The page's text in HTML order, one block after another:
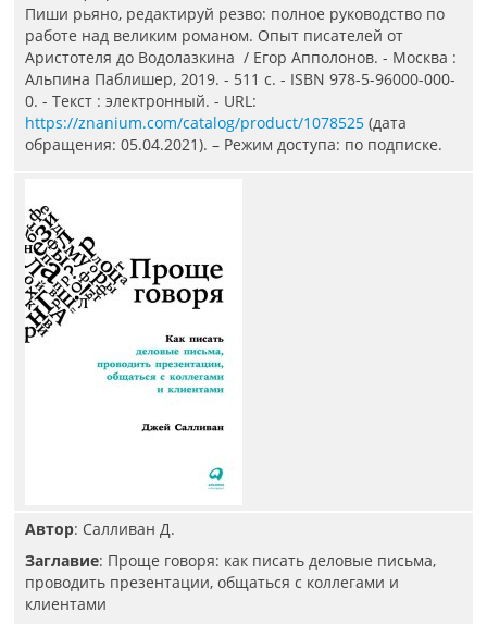
Пиши рьяно, редактируй резво: полное руководство по
работе над великим романом. Опыт писателей от
Аристотеля до Водолазкина / Егор Апполонов. - Москва :
Альпина Паблишер, 2019. - 511 с. - ISBN 978-5-96000-000-
0. - Текст : электронный. - URL:
https://znanium.com/catalog/product/1078525 (дата
обращения: 05.04.2021). – Режим доступа: по подписке.
Автор: Салливан Д.
Заглавие: Проще говоря: как писать деловые письма,
проводить презентации, общаться с коллегами и
клиентами